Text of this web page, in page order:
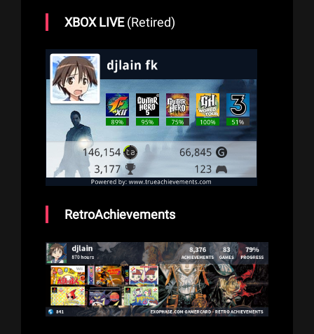
XBOX LIVE(Retired)
RetroAchievements